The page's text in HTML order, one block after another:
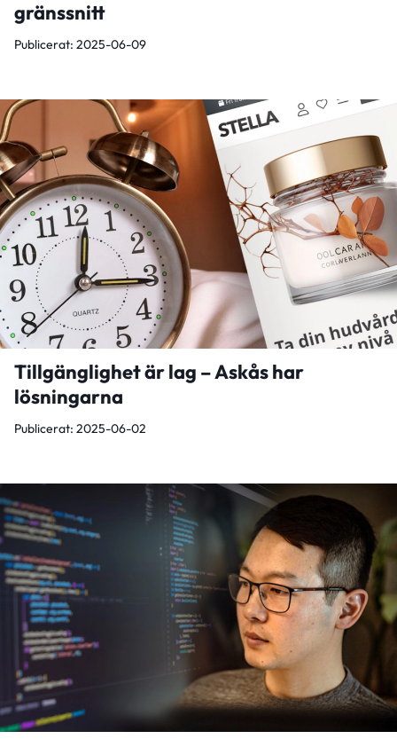
gränssnitt
Publicerat: 2025-06-09
Tillgänglighet är lag – Askås har
lösningarna
Publicerat: 2025-06-02